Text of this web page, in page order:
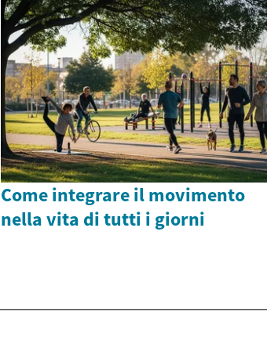
Come integrare il movimento
nella vita di tutti i giorni